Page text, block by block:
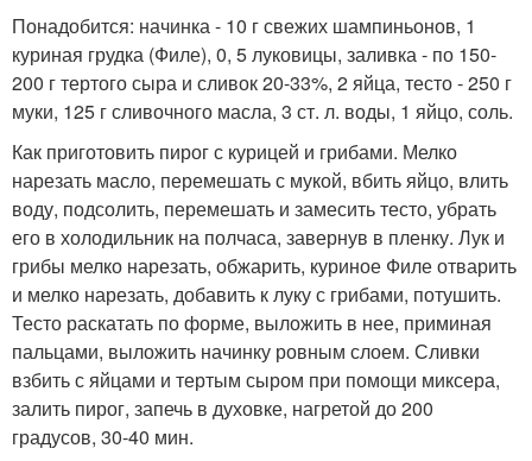
Понадобится: начинка - 10 г свежих шампиньонов, 1
куриная грудка (Филе), 0, 5 луковицы, заливка - по 150-
200 г тертого сыра и сливок 20-33%, 2 яйца, тесто - 250 г
муки, 125 г сливочного масла, 3 ст. л. воды, 1 яйцо, соль.
Как приготовить пирог с курицей и грибами. Мелко
нарезать масло, перемешать с мукой, вбить яйцо, влить
воду, подсолить, перемешать и замесить тесто, убрать
его в холодильник на полчаса, завернув в пленку. Лук и
грибы мелко нарезать, обжарить, куриное Филе отварить
и мелко нарезать, добавить к луку с грибами, потушить.
Тесто раскатать по форме, выложить в нее, приминая
пальцами, выложить начинку ровным слоем. Сливки
взбить с яйцами и тертым сыром при помощи миксера,
залить пирог, запечь в духовке, нагретой до 200
градусов, 30-40 мин.